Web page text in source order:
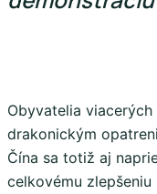
Obyvatelia
drakonickým
Čína sa totiž aj
celkovému